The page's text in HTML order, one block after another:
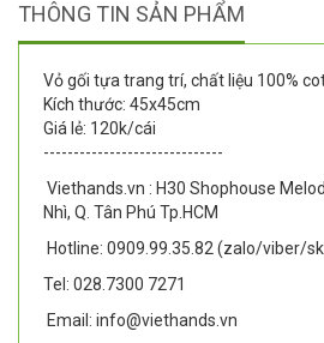
THÔNG TIN SẢN PHẨM
Vỏ gối tựa trang trí, chất liệu 100%
Kích thước: 45x45cm
Giá lẻ: 120k/cái
------------------------------
Viethands.vn : H30 Shophouse
Nhì, Q. Tân Phú Tp.HCM
Hotline: 0909.99.35.82 (zalo/viber/
Tel: 028.7300 7271
Email: info@viethands.vn